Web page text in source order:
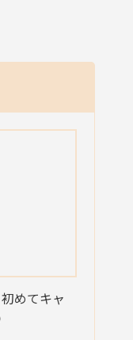
めてキャ